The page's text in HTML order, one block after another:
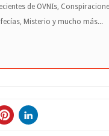
de OVNIs,
Misterio y mucho más...